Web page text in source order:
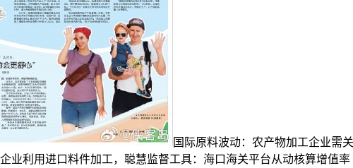
国际原料波动：农产物加工企业需
业利用进口料件加工，聪慧监督工具：海口海关平台从动核算增值